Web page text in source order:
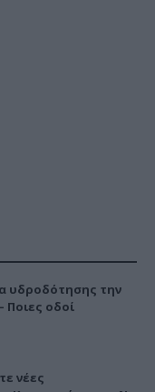
υδροδότησης την
Ποιες οδοί
νέες